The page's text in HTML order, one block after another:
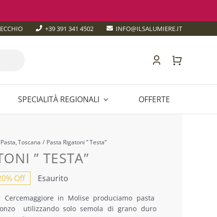
+39 391 341 4502 INFO@ILSALUMIERE.IT
SPECIALITÀ REGIONALI
VALLE D’AOSTA
OFFERTE
Pasta Toscana Pasta Rigatoni ” Testa”
” TESTA”
Off Esaurito
in Molise produciamo pasta
utilizzando solo semola di grano duro